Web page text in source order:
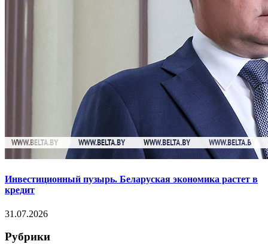
Инвестиционный пузырь. Беларуская экономика растет в
кредит
31.07.2026
Рубрики